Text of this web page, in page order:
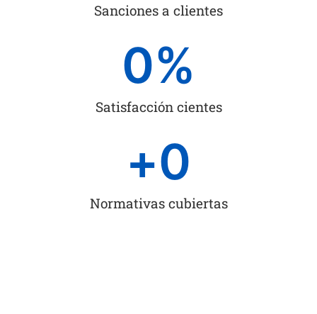
Sanciones a clientes
Satisfacción cientes
0%
Normativas cubiertas
+0